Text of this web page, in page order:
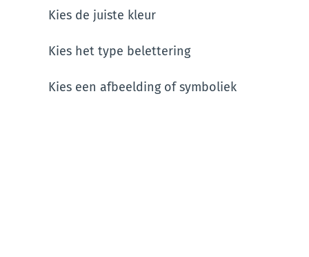
Kies de juiste kleur
Kies het type belettering
Kies een afbeelding of symboliek